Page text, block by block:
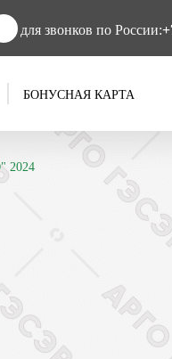
для звонков по России:
БОНУСНАЯ КАРТА
2024